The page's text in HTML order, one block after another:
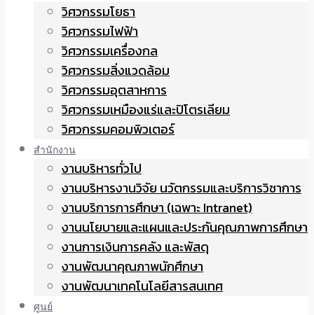
วิศวกรรมโยธา
วิศวกรรมไฟฟ้า
วิศวกรรมเครื่องกล
วิศวกรรมสิ่งแวดล้อม
วิศวกรรมอุตสาหการ
วิศวกรรมเหมืองแร่และปิโตรเลียม
วิศวกรรมคอมพิวเตอร์
สำนักงาน
งานบริหารทั่วไป
งานบริหารงานวิจัย นวัตกรรมและบริการวิชาการ
งานบริการการศึกษา (เฉพาะ Intranet)
งานนโยบายและแผนและประกันคุณภาพการศึกษา
งานการเงินการคลัง และพัสดุ
งานพัฒนาคุณภาพนักศึกษา
งานพัฒนาเทคโนโลยีสารสนเทศ
ศูนย์